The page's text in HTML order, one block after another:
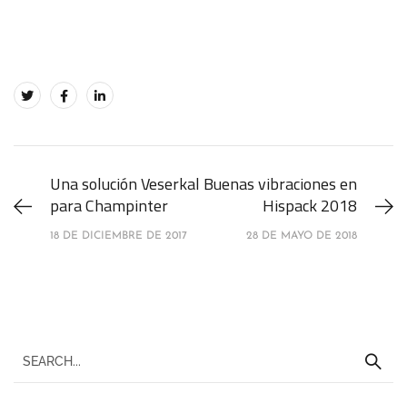
Una solución Veserkal
para Champinter
18 DE DICIEMBRE DE 2017
Buenas vibraciones en
Hispack 2018
28 DE MAYO DE 2018